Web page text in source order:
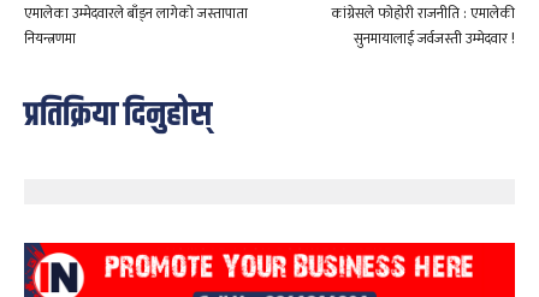
एमालेका उम्मेदवारले बाँड्न लागेको जस्तापाता
नियन्त्रणमा
कांग्रेसले फोहोरी राजनीति : एमालेकी
सुनमायालाई जर्वजस्ती उम्मेदवार !
प्रतिक्रिया दिनुहोस्